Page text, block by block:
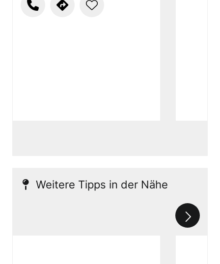
Weitere Tipps in der Nähe